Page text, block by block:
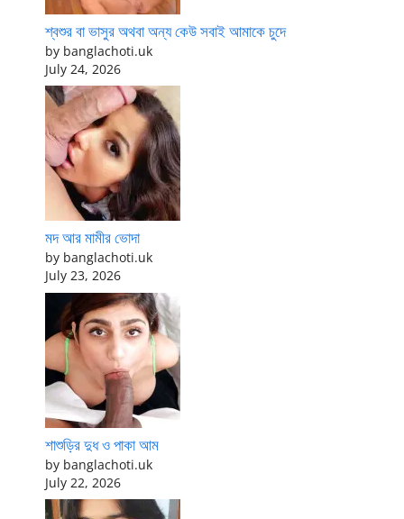
শ্বশুর বা ভাসুর অথবা অন্য কেউ সবাই আমাকে চুদে
by banglachoti.uk
July 24, 2026
মদ আর মামীর ভোদা
by banglachoti.uk
July 23, 2026
শাশুড়ির দুধ ও পাকা আম
by banglachoti.uk
July 22, 2026